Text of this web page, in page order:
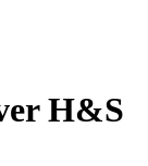
H&S